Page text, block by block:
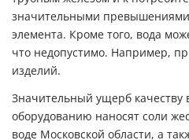
значительными
элемента. Кроме того, вода
что недопустимо. Например,
изделий.
Значительный ущерб качеству
оборудованию наносят соли
воде Московской области, а